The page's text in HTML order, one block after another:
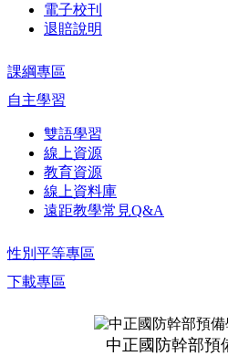
電子校刊
退賠說明
課綱專區
自主學習
雙語學習
線上資源
教育資源
線上資料庫
遠距教學常見Q&A
性別平等專區
下載專區
中正國防幹部預